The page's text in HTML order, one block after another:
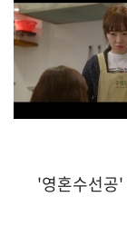
'영혼수선공'